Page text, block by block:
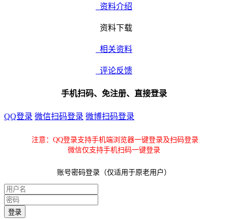
资料介绍
资料下载
相关资料
评论反馈
手机扫码、免注册、直接登录
QQ登录 微信扫码登录 微博扫码登录
注意：QQ登录支持手机端浏览器一键登录及扫码登录
微信仅支持手机扫码一键登录
账号密码登录（仅适用于原老用户）